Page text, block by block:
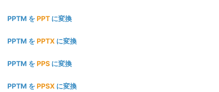
PPTM をPPT に変換
PPTM をPPTX に変換
PPTM をPPS に変換
PPTM をPPSX に変換